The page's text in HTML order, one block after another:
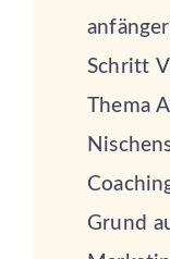
Schritt
Thema
Grund